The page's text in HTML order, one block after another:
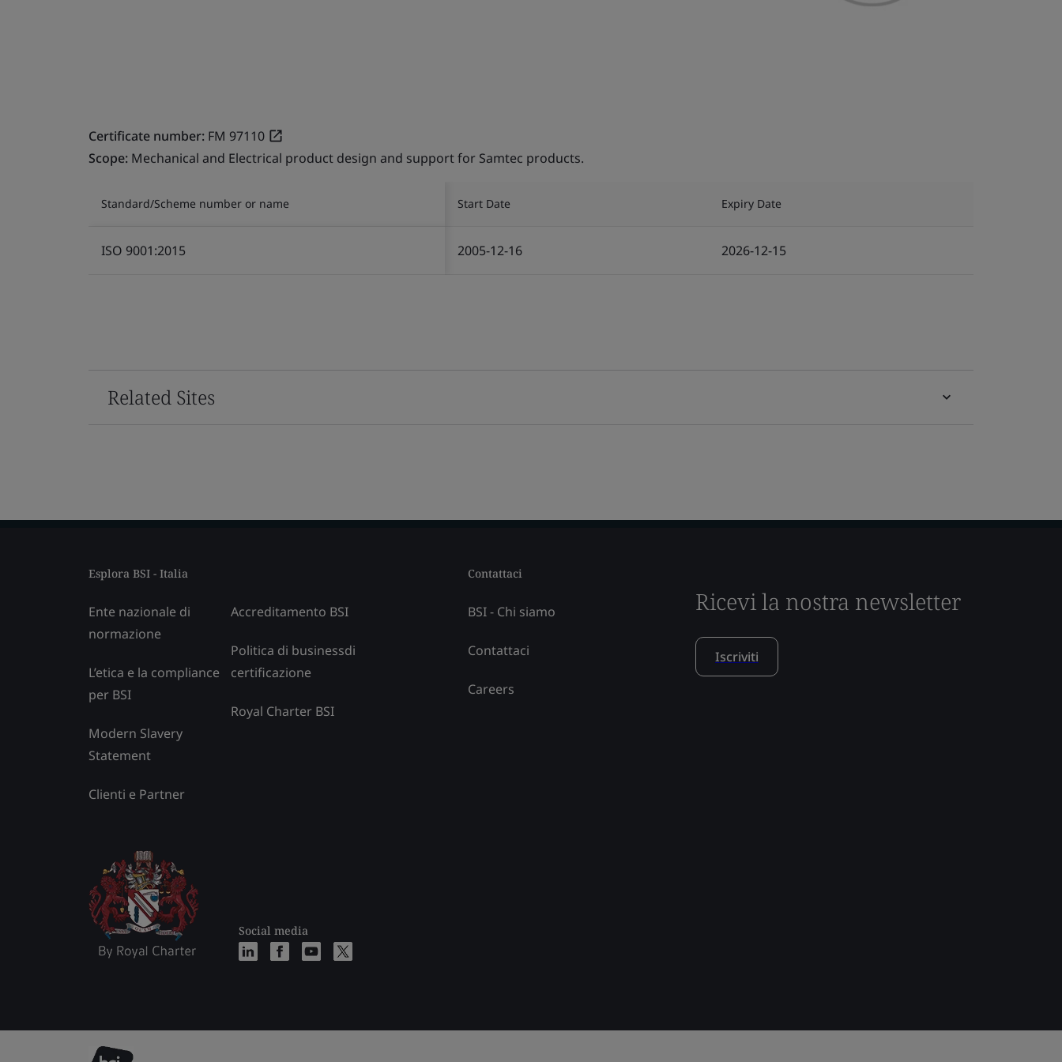
Certificate number: FM 97110
Scope: Mechanical and Electrical product design and support for Samtec products.
Standard/Scheme number or name Start Date Expiry Date
ISO 9001:2015 2005-12-16 2026-12-15
Related Sites
Esplora BSI - Italia
Ente nazionale di
normazione
L’etica e la compliance
per BSI
Modern Slavery
Statement
Clienti e Partner
Accreditamento BSI
Politica di businessdi
certificazione
Royal Charter BSI
Social media
Contattaci
BSI - Chi siamo
Contattaci
Careers
Ricevi la nostra newsletter
Iscriviti